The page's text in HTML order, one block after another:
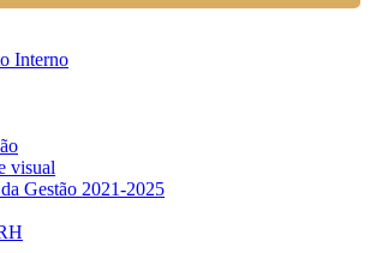
Interno
visual
Gestão 2021-2025